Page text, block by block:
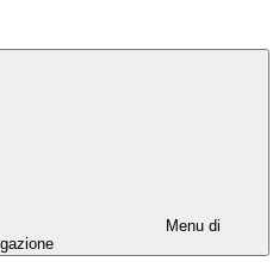
Menu di